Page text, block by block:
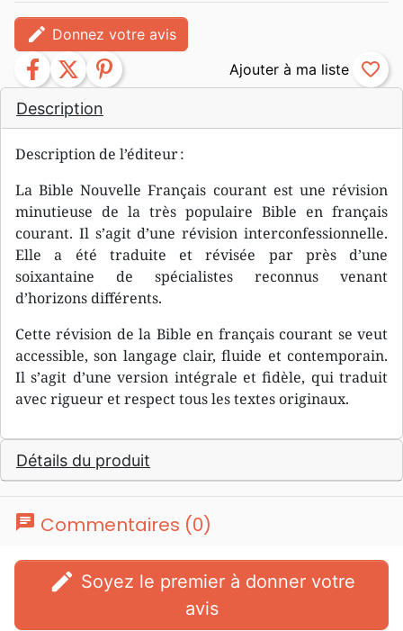
Description
Description de l’éditeur :
La Bible Nouvelle Français courant est une révision
minutieuse de la très populaire Bible en français
courant. Il s’agit d’une révision interconfessionnelle.
Elle a été traduite et révisée par près d’une
soixantaine de spécialistes reconnus venant
d’horizons différents.
Cette révision de la Bible en français courant se veut
accessible, son langage clair, fluide et contemporain.
Il s’agit d’une version intégrale et fidèle, qui traduit
avec rigueur et respect tous les textes originaux.
Détails du produit
edit Donnez votre avis
facebook twitter pinterest favorite_border
chat Commentaires (0)
edit
avis